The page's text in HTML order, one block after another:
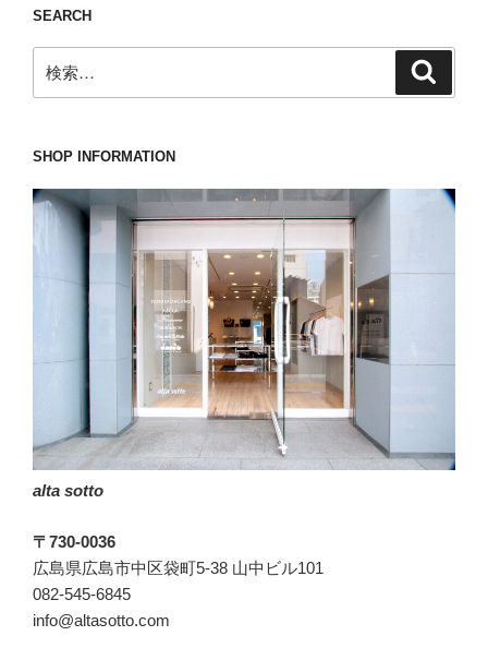
SEARCH
索:
SHOP INFORMATION
alta sotto
〒730-0036
広島県広島市中区袋町5-38 山中ビル101
082-545-6845
info@altasotto.com